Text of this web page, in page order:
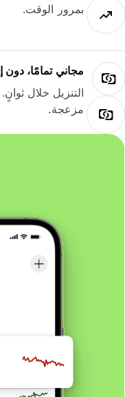
بمرور الوقت.
مجاني تمامًا، دون
التنزيل خلال ثوانٍ.
مزعجة.